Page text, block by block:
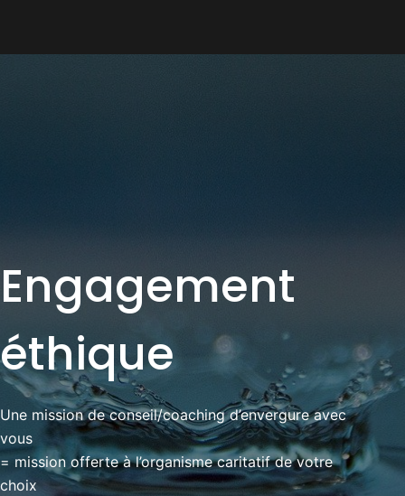
Engagement
éthique
Une mission de conseil/coaching d’envergure avec
vous
= mission offerte à l’organisme caritatif de votre
choix